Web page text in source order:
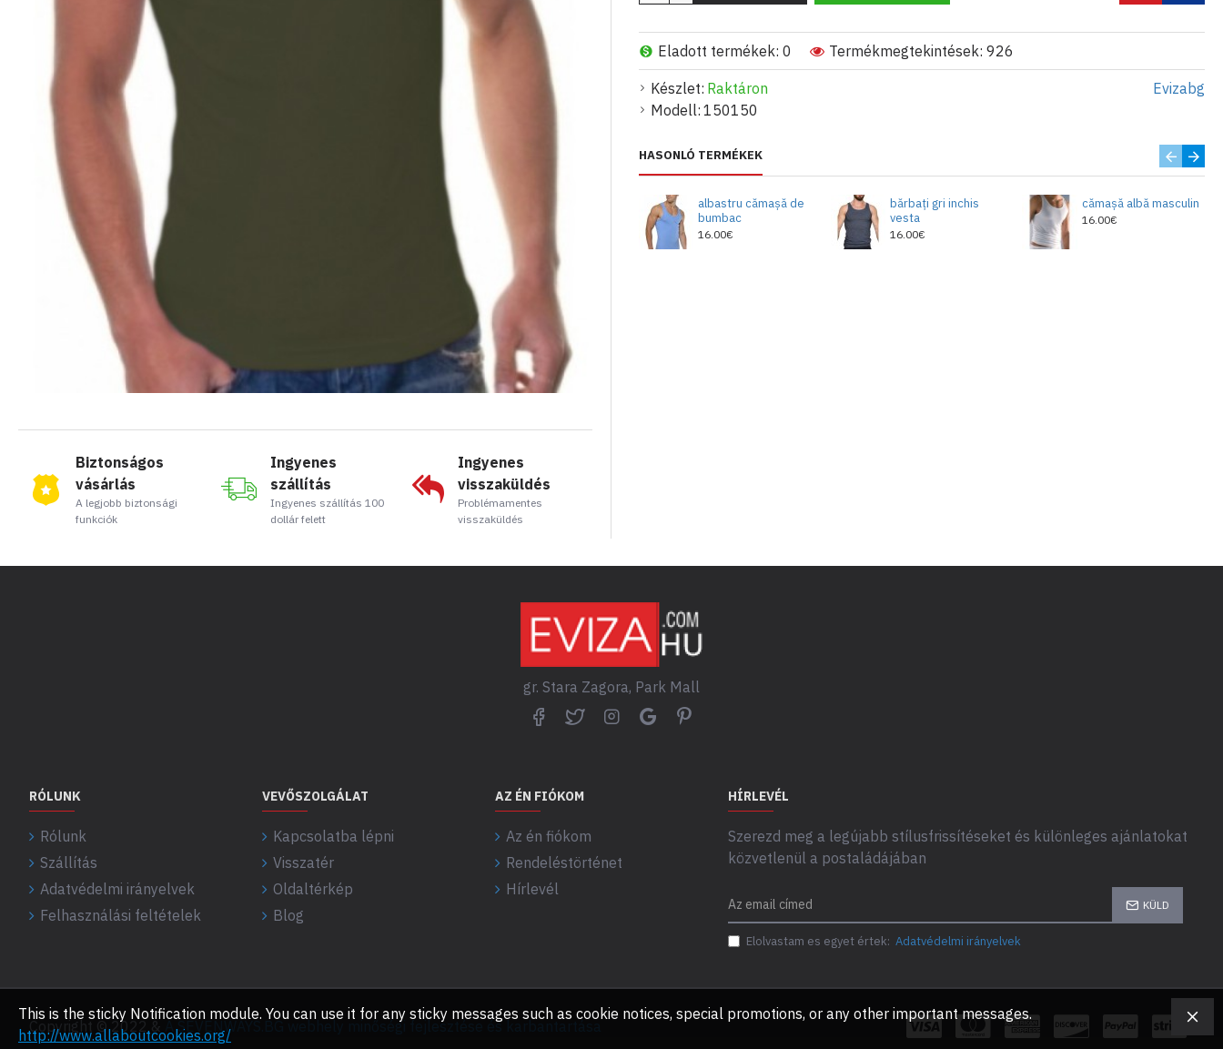
Biztonságos
vásárlás
A legjobb biztonsági
funkciók
Ingyenes
szállítás
Ingyenes szállítás 100
dollár felett
Ingyenes
visszaküldés
Problémamentes
visszaküldés
Készlet: Raktáron
Modell: 150150
Evizabg
Eladott termékek: 0 Termékmegtekintések: 926
HASONLÓ TERMÉKEK
albastru cămașă de
bumbac
16.00€
bărbați gri inchis
vesta
16.00€
cămașă albă masculin
16.00€
gr. Stara Zagora, Park Mall
RÓLUNK
Rólunk
Szállítás
Adatvédelmi irányelvek
Felhasználási feltételek
VEVŐSZOLGÁLAT
Kapcsolatba lépni
Visszatér
Oldaltérkép
Blog
AZ ÉN FIÓKOM
Az én fiókom
Rendeléstörténet
Hírlevél
HÍRLEVÉL
Szerezd meg a legújabb stílusfrissítéseket és különleges ajánlatokat
közvetlenül a postaládájában
KÜLD
Elolvastam es egyet értek: Adatvédelmi irányelvek
Copyright © 2022 & A SEVENWAYS.BG webhely minőségi fejlesztése és karbantartása
This is the sticky Notification module. You can use it for any sticky messages such as cookie notices, special promotions, or any other important messages.
http://www.allaboutcookies.org/